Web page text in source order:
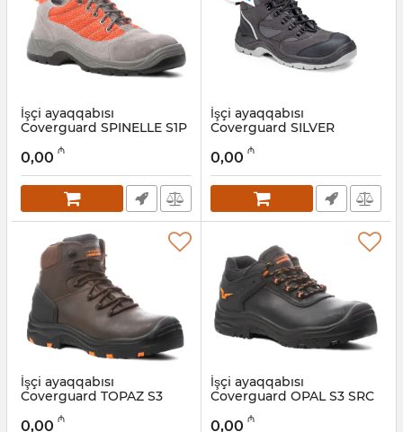
İşçi ayaqqabısı
Coverguard SPINELLE S1P
Artikul:
0,00 ₼
İşçi ayaqqabısı
Coverguard SILVER
Artikul:
0,00 ₼
İşçi ayaqqabısı
Coverguard TOPAZ S3
Artikul:
0,00 ₼
İşçi ayaqqabısı
Coverguard OPAL S3 SRC
Artikul:
0,00 ₼